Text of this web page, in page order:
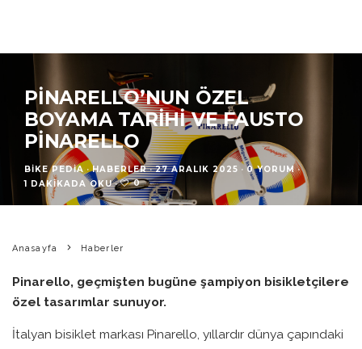
PINARELLO’NUN ÖZEL
BOYAMA TARIHI VE FAUSTO
PINARELLO
BIKE PEDIA · HABERLER · 27 ARALIK 2025 · 0 YORUM ·
1 DAKIKADA OKU · 0
Anasayfa Haberler
Pinarello, geçmişten bugüne şampiyon bisikletçilere
özel tasarımlar sunuyor.
İtalyan bisiklet markası Pinarello, yıllardır dünya çapındaki